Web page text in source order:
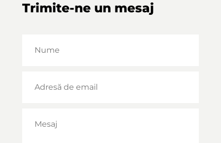
Trimite-ne un mesaj